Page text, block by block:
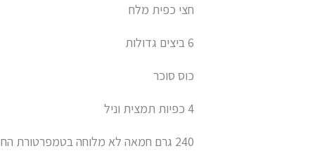
חצי כפית מלח
6 ביצים גדולות
כוס סוכר
4 כפיות תמצית וניל
240 גרם חמאה לא מלוחה בטמפרטורת החדר